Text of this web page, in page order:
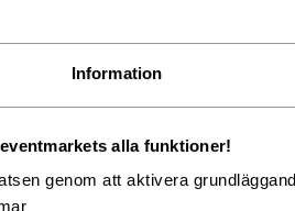
Information
alla funktioner!
genom att aktivera